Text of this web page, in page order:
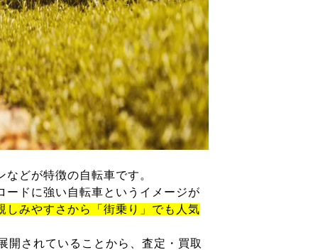
どが特徴の自転車です。
ードに強い自転車というイメージが
しみやすさから「街乗り」でも人気
開されていることから、査定・買取